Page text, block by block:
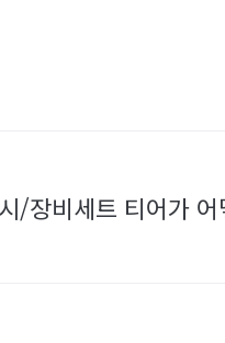
/장비세트 티어가 어